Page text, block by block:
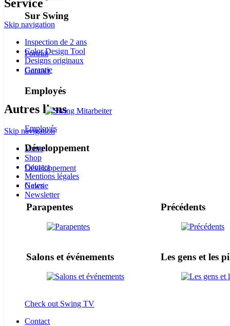
Sur Swing
Portrait
Contact
Employés
Employés
Développement
Développement
Galerie
Parapentes Précédents
Salons et événements Les gens et les
Check out Swing TV
Contact
Service
Skip navigation
Inspection de 2 ans
Color Design Tool
Designs originaux
Garantie
Autres liens
Skip navigation
Vente
Shop
Contact
Mentions légales
News
Newsletter